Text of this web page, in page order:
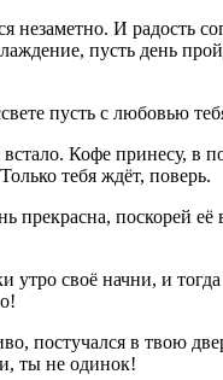
незаметно. И радость
пусть день
пусть с любовью
Кофе принесу, в
тебя ждёт, поверь.
прекрасна, поскорей её
утро своё начни, и
постучался в твою
ты не одинок!